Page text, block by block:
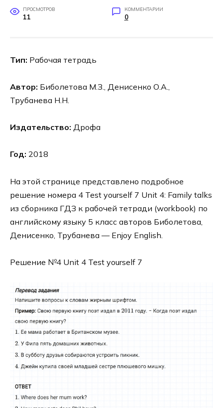
ПРОСМОТРОВ
11
КОММЕНТАРИИ
0
Тип: Рабочая тетрадь
Автор: Биболетова М.З., Денисенко О.А.,
Трубанева Н.Н.
Издательство: Дрофа
Год: 2018
На этой странице представлено подробное
решение номера 4 Test yourself 7 Unit 4: Family talks
из сборника ГДЗ к рабочей тетради (workbook) по
английскому языку 5 класс авторов Биболетова,
Денисенко, Трубанева — Enjoy English.
Решение №4 Unit 4 Test yourself 7